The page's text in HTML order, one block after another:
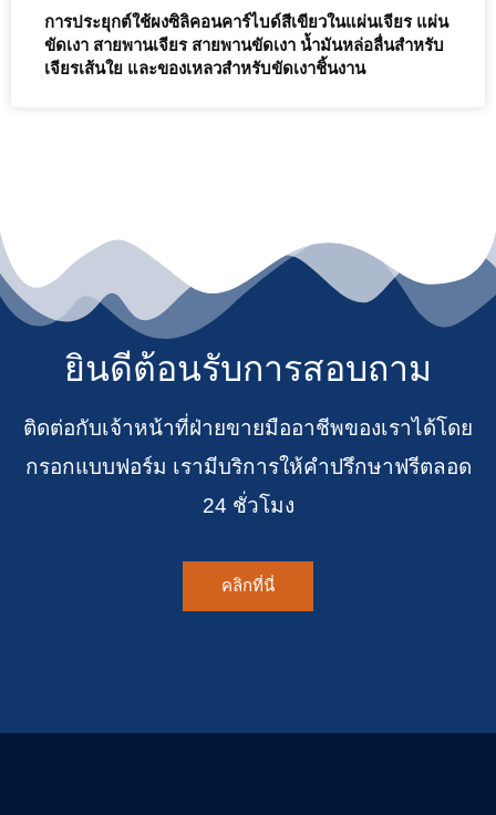
การประยุกต์ใช้ผงซิลิคอนคาร์ไบด์สีเขียวในแผ่นเจียร แผ่น
ขัดเงา สายพานเจียร สายพานขัดเงา น้ำมันหล่อลื่นสำหรับ
เจียรเส้นใย และของเหลวสำหรับขัดเงาชิ้นงาน
ยินดีต้อนรับการสอบถาม
ติดต่อกับเจ้าหน้าที่ฝ่ายขายมืออาชีพของเราได้โดย
กรอกแบบฟอร์ม เรามีบริการให้คำปรึกษาฟรีตลอด
24 ชั่วโมง
คลิกที่นี่